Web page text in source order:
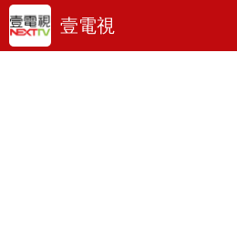
壹電視